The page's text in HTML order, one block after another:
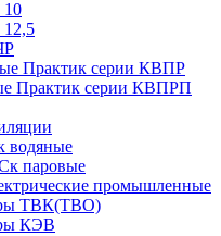
10
Практик серии КВПР
Практик серии КВПРП
водяные
паровые
промышленные
ТВК(ТВО)
КЭВ